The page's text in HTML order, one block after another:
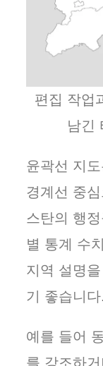
편집 작업
남긴
윤곽선 지
경계선 중
스탄의 행
별 통계 수
지역 설명
기 좋습니다.
예를 들어
를 강조하